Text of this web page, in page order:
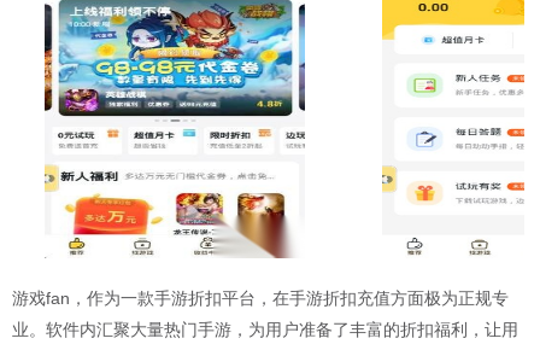
游戏fan，作为一款手游折扣平台，在手游折扣充值方面极为正规专
业。软件内汇聚大量热门手游，为用户准备了丰富的折扣福利，让用